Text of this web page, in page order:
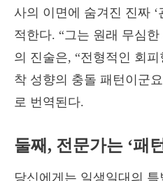
사의 이면에 숨겨진 진짜
적한다. “그는 원래 무심
의 진술은, “전형적인 회
착 성향의 충돌 패턴이군
로 번역된다.
둘째, 전문가는 ‘패
당신에게는 일생일대의